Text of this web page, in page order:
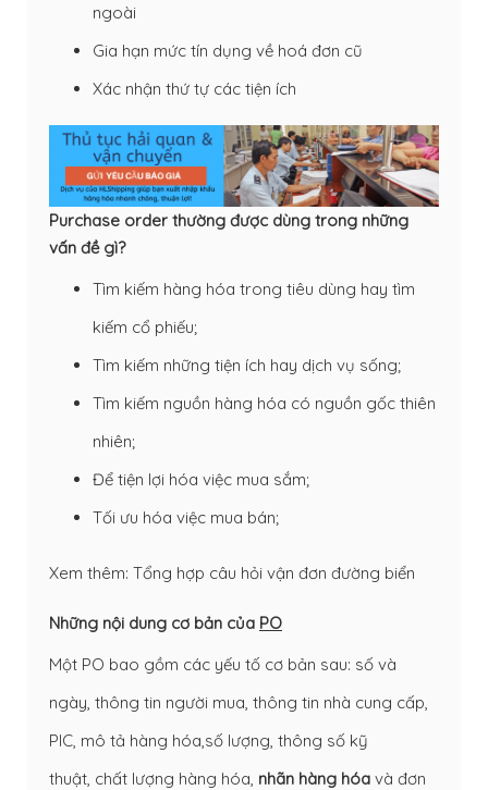
ngoài
Gia hạn mức tín dụng về hoá đơn cũ
Xác nhận thứ tự các tiện ích
Purchase order thường được dùng trong những
vấn đề gì?
Tìm kiếm hàng hóa trong tiêu dùng hay tìm
kiếm cổ phiếu;
Tìm kiếm những tiện ích hay dịch vụ sống;
Tìm kiếm nguồn hàng hóa có nguồn gốc thiên
nhiên;
Để tiện lợi hóa việc mua sắm;
Tối ưu hóa việc mua bán;
Xem thêm: Tổng hợp câu hỏi vận đơn đường biển
Những nội dung cơ bản của PO
Một PO bao gồm các yếu tố cơ bản sau: số và
ngày, thông tin người mua, thông tin nhà cung cấp,
PIC, mô tả hàng hóa,số lượng, thông số kỹ
thuật, chất lượng hàng hóa, nhãn hàng hóa và đơn